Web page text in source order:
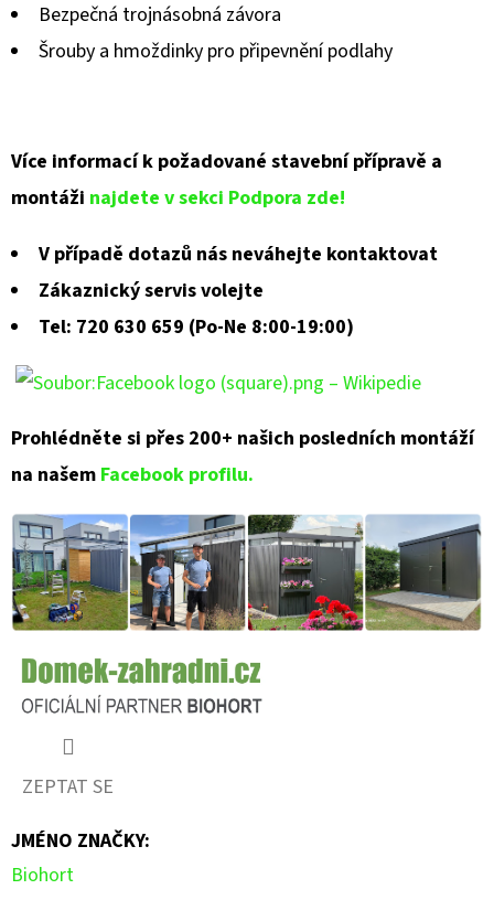
Bezpečná trojnásobná závora
Šrouby a hmoždinky pro připevnění podlahy
Více informací k požadované stavební přípravě a
montáži najdete v sekci Podpora zde!
V případě dotazů nás neváhejte kontaktovat
Zákaznický servis volejte
Tel: 720 630 659 (Po-Ne 8:00-19:00)
Prohlédněte si přes 200+ našich posledních montáží
na našem Facebook profilu.
ZEPTAT SE
JMÉNO ZNAČKY:
Biohort